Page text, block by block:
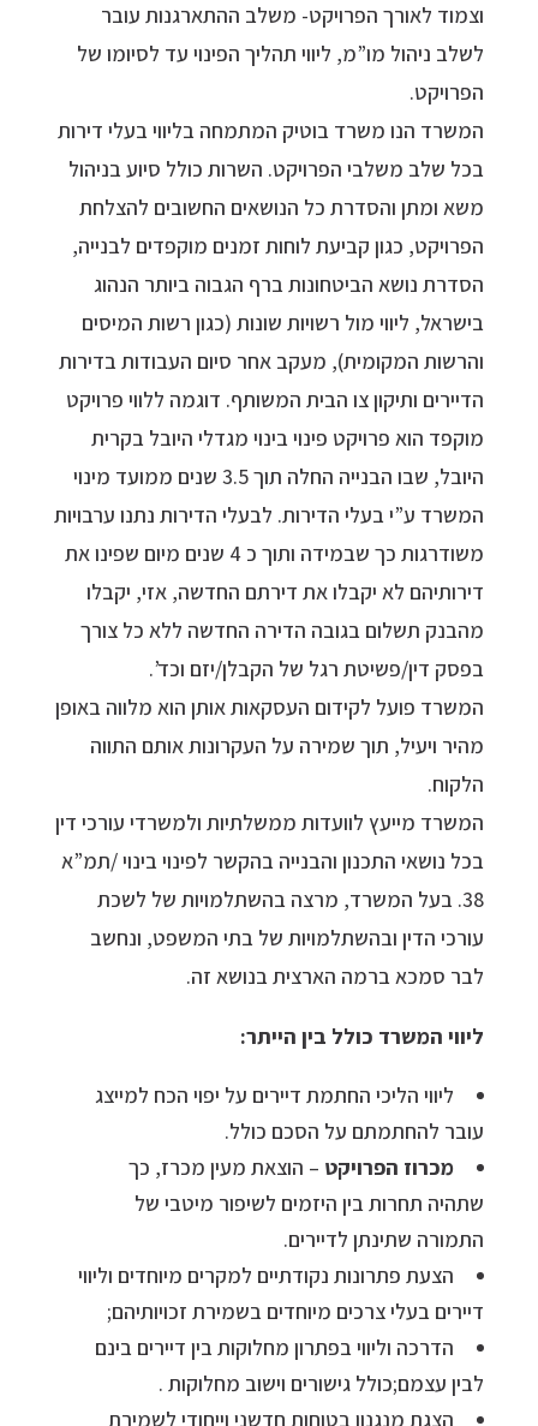
וצמוד לאורך הפרויקט- משלב ההתארגנות עובר
לשלב ניהול מו”מ, ליווי תהליך הפינוי עד לסיומו של
הפרויקט.
המשרד הנו משרד בוטיק המתמחה בליווי בעלי דירות
בכל שלב משלבי הפרויקט. השרות כולל סיוע בניהול
משא ומתן והסדרת כל הנושאים החשובים להצלחת
הפרויקט, כגון קביעת לוחות זמנים מוקפדים לבנייה,
הסדרת נושא הביטחונות ברף הגבוה ביותר הנהוג
בישראל, ליווי מול רשויות שונות (כגון רשות המיסים
והרשות המקומית), מעקב אחר סיום העבודות בדירות
הדיירים ותיקון צו הבית המשותף. דוגמה ללווי פרויקט
מוקפד הוא פרויקט פינוי בינוי מגדלי היובל בקרית
היובל, שבו הבנייה החלה תוך 3.5 שנים ממועד מינוי
המשרד ע”י בעלי הדירות. לבעלי הדירות נתנו ערבויות
משודרגות כך שבמידה ותוך כ 4 שנים מיום שפינו את
דירותיהם לא יקבלו את דירתם החדשה, אזי, יקבלו
מהבנק תשלום בגובה הדירה החדשה ללא כל צורך
בפסק דין/פשיטת רגל של הקבלן/יזם וכד’.
המשרד פועל לקידום העסקאות אותן הוא מלווה באופן
מהיר ויעיל, תוך שמירה על העקרונות אותם התווה
הלקוח.
המשרד מייעץ לוועדות ממשלתיות ולמשרדי עורכי דין
בכל נושאי התכנון והבנייה בהקשר לפינוי בינוי /תמ”א
38. בעל המשרד, מרצה בהשתלמויות של לשכת
עורכי הדין ובהשתלמויות של בתי המשפט, ונחשב
לבר סמכא ברמה הארצית בנושא זה.
ליווי המשרד כולל בין הייתר:
ליווי הליכי החתמת דיירים על יפוי הכח למייצג
עובר להחתמתם על הסכם כולל.
מכרוז הפרויקט – הוצאת מעין מכרז, כך
שתהיה תחרות בין היזמים לשיפור מיטבי של
התמורה שתינתן לדיירים.
הצעת פתרונות נקודתיים למקרים מיוחדים וליווי
דיירים בעלי צרכים מיוחדים בשמירת זכויותיהם;
הדרכה וליווי בפתרון מחלוקות בין דיירים בינם
לבין עצמם;כולל גישורים וישוב מחלוקות .
הצגת מנגנון בטוחות חדשני וייחודי לשמירת